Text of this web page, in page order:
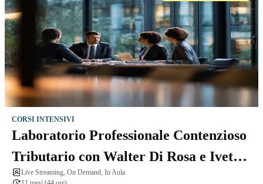
CORSI INTENSIVI
Laboratorio Professionale Contenzioso
Tributario con Walter Di Rosa e Ivetta
Macellari
Live Streaming, On Demand, In Aula